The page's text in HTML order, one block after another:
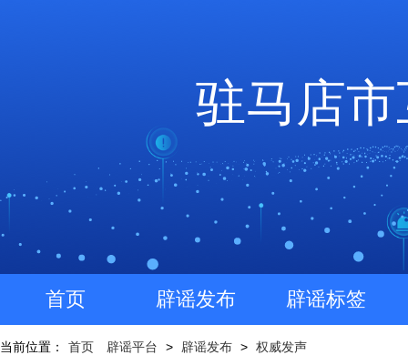
驻马店
首页 辟谣发布 辟谣标签
当前位置： 首页 辟谣平台 > 辟谣发布 > 权威发声